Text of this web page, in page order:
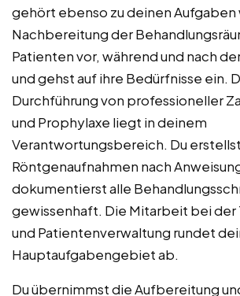
gehört ebenso zu deinen Aufgaben
Nachbereitung der
Patienten vor, während und nach
und gehst auf ihre Bedürfnisse ein.
Durchführung von professioneller
und Prophylaxe liegt in deinem
Verantwortungsbereich. Du erstellst
Röntgenaufnahmen nach
dokumentierst alle
gewissenhaft. Die Mitarbeit bei der
und Patientenverwaltung rundet
Hauptaufgabengebiet ab.
Du übernimmst die Aufbereitung